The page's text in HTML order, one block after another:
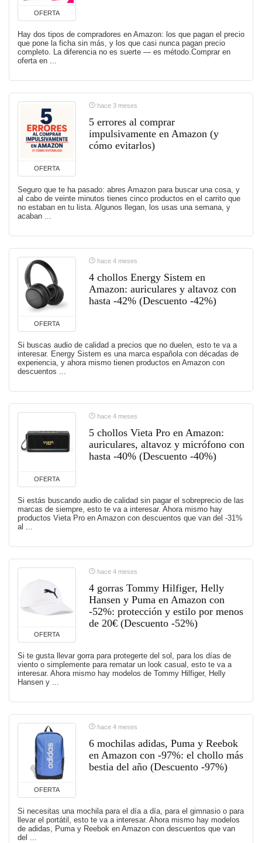
OFERTA
Hay dos tipos de compradores en Amazon: los que pagan el precio
que pone la ficha sin más, y los que casi nunca pagan precio
completo. La diferencia no es suerte — es método.Comprar en
oferta en ...
OFERTA
hace 3 meses
5 errores al comprar
impulsivamente en Amazon (y
cómo evitarlos)
Seguro que te ha pasado: abres Amazon para buscar una cosa, y
al cabo de veinte minutos tienes cinco productos en el carrito que
no estaban en tu lista. Algunos llegan, los usas una semana, y
acaban ...
OFERTA
hace 4 meses
4 chollos Energy Sistem en
Amazon: auriculares y altavoz con
hasta -42% (Descuento -42%)
Si buscas audio de calidad a precios que no duelen, esto te va a
interesar. Energy Sistem es una marca española con décadas de
experiencia, y ahora mismo tienen productos en Amazon con
descuentos ...
OFERTA
hace 4 meses
5 chollos Vieta Pro en Amazon:
auriculares, altavoz y micrófono con
hasta -40% (Descuento -40%)
Si estás buscando audio de calidad sin pagar el sobreprecio de las
marcas de siempre, esto te va a interesar. Ahora mismo hay
productos Vieta Pro en Amazon con descuentos que van del -31%
al ...
OFERTA
hace 4 meses
4 gorras Tommy Hilfiger, Helly
Hansen y Puma en Amazon con
-52%: protección y estilo por menos
de 20€ (Descuento -52%)
Si te gusta llevar gorra para protegerte del sol, para los días de
viento o simplemente para rematar un look casual, esto te va a
interesar. Ahora mismo hay modelos de Tommy Hilfiger, Helly
Hansen y ...
OFERTA
hace 4 meses
6 mochilas adidas, Puma y Reebok
en Amazon con -97%: el chollo más
bestia del año (Descuento -97%)
Si necesitas una mochila para el día a día, para el gimnasio o para
llevar el portátil, esto te va a interesar. Ahora mismo hay modelos
de adidas, Puma y Reebok en Amazon con descuentos que van
del ...